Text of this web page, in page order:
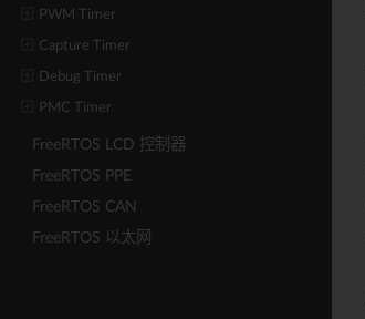
PWM Timer
Capture Timer
Debug Timer
PMC Timer
FreeRTOS LCD 控制器
FreeRTOS PPE
FreeRTOS CAN
FreeRTOS 以太网